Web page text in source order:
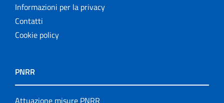
Informazioni per la privacy
Contatti
Cookie policy
PNRR
Attuazione misure PNRR